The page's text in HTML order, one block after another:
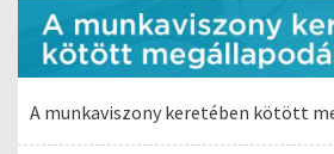
A munkaviszony keretében kötött